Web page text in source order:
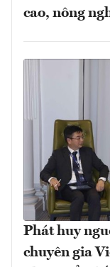
cao, nông
Phát huy
chuyên gia